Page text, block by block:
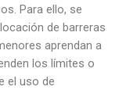
Para ello, se
de barreras
aprendan a
los límites o
el uso de